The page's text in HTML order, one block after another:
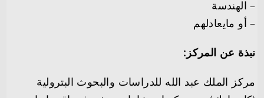
– الهندسة
– أو مايعادلهم
نبذة عن المركز:
مركز الملك عبد الله للدراسات والبحوث البترولية